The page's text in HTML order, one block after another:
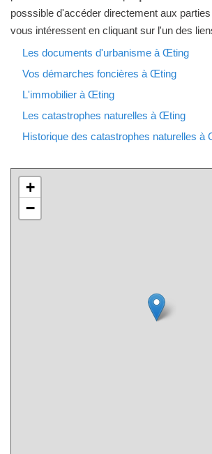
posssible d'accéder directement aux
vous intéressent en cliquant sur l'un des
Les documents d'urbanisme à Œting
Vos démarches foncières à Œting
L'immobilier à Œting
Les catastrophes naturelles à Œting
Historique des catastrophes naturelles à
+
−